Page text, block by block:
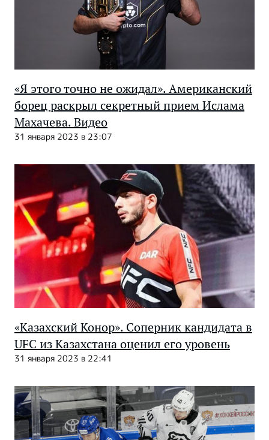
«Я этого точно не ожидал». Американский
борец раскрыл секретный прием Ислама
Махачева. Видео
31 января 2023 в 23:07
«Казахский Конор». Соперник кандидата в
UFC из Казахстана оценил его уровень
31 января 2023 в 22:41